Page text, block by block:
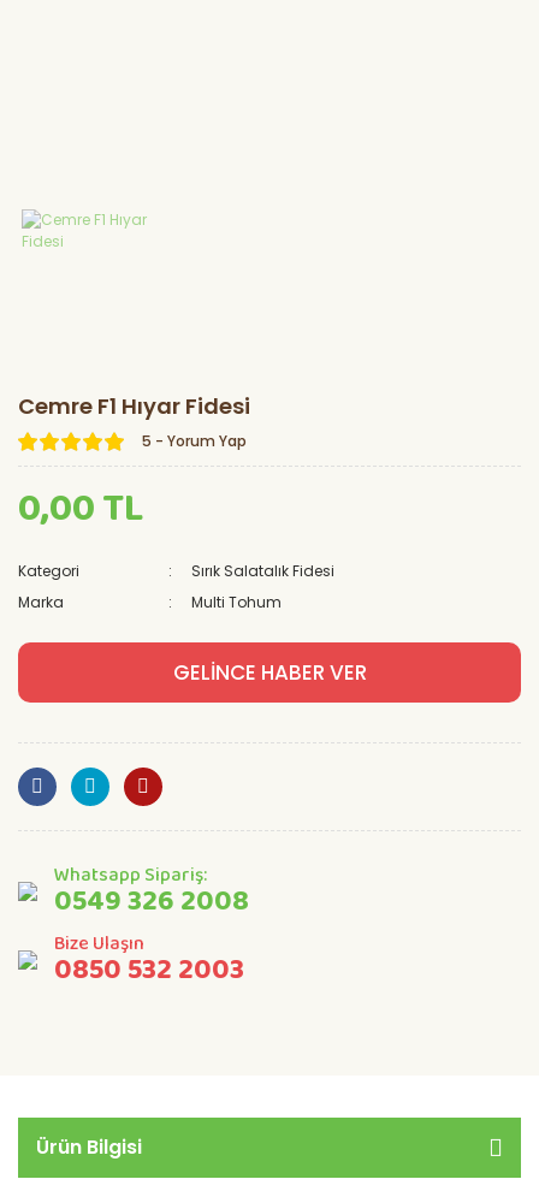
Cemre F1 Hıyar Fidesi
5 - Yorum Yap
0,00 TL
Kategori
Sırık Salatalık Fidesi
Marka
Multi Tohum
GELİNCE HABER VER
Whatsapp Sipariş:
0549 326 2008
Bize Ulaşın
0850 532 2003
Ürün Bilgisi